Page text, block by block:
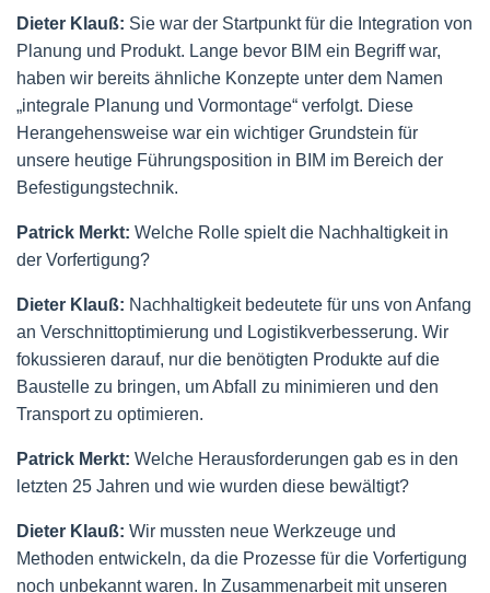
Dieter Klauß: Sie war der Startpunkt für die Integration von
Planung und Produkt. Lange bevor BIM ein Begriff war,
haben wir bereits ähnliche Konzepte unter dem Namen
„integrale Planung und Vormontage“ verfolgt. Diese
Herangehensweise war ein wichtiger Grundstein für
unsere heutige Führungsposition in BIM im Bereich der
Befestigungstechnik.
Patrick Merkt: Welche Rolle spielt die Nachhaltigkeit in
der Vorfertigung?
Dieter Klauß: Nachhaltigkeit bedeutete für uns von Anfang
an Verschnittoptimierung und Logistikverbesserung. Wir
fokussieren darauf, nur die benötigten Produkte auf die
Baustelle zu bringen, um Abfall zu minimieren und den
Transport zu optimieren.
Patrick Merkt: Welche Herausforderungen gab es in den
letzten 25 Jahren und wie wurden diese bewältigt?
Dieter Klauß: Wir mussten neue Werkzeuge und
Methoden entwickeln, da die Prozesse für die Vorfertigung
noch unbekannt waren. In Zusammenarbeit mit unseren